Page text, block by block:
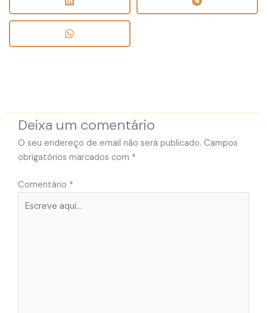
Deixa um comentário
O seu endereço de email não será publicado. Campos
obrigatórios marcados com *
Comentário *